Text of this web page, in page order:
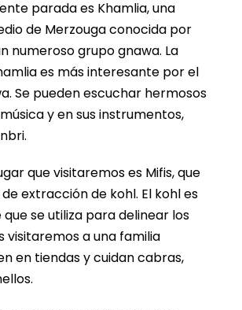
parada es Khamlia, una
de Merzouga conocida por
numeroso grupo gnawa. La
es más interesante por el
Se pueden escuchar hermosos
y en sus instrumentos,
que visitaremos es Mifis, que
extracción de kohl. El kohl es
que se utiliza para delinear los
visitaremos a una familia
en tiendas y cuidan cabras,